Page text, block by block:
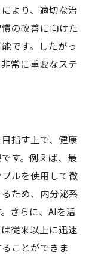
より、適切な治
の改善に向けた
です。したがっ
常に重要なステ
指す上で、健康
す。例えば、最
ルを使用して微
ため、内分泌系
さらに、AIを活
従来以上に迅速
ことができま